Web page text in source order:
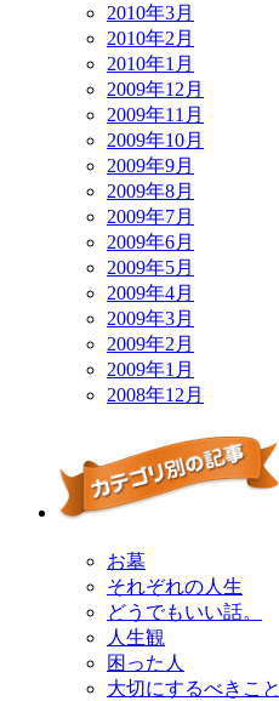
2010年3月
2010年2月
2010年1月
2009年12月
2009年11月
2009年10月
2009年9月
2009年8月
2009年7月
2009年6月
2009年5月
2009年4月
2009年3月
2009年2月
2009年1月
2008年12月
お墓
それぞれの人生
どうでもいい話。
人生観
困った人
大切にするべきこと